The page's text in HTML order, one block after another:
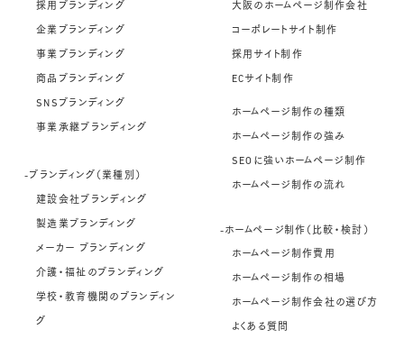
採用ブランディング
企業ブランディング
事業ブランディング
商品ブランディング
SNSブランディング
事業承継ブランディング
-ブランディング（業種別）
建設会社ブランディング
製造業ブランディング
メーカー ブランディング
介護・福祉のブランディング
学校・教育機関のブランディン
グ
大阪のホームページ制作会社
コーポレートサイト制作
採用サイト制作
ECサイト制作
ホームページ制作の種類
ホームページ制作の強み
SEOに強いホームページ制作
ホームページ制作の流れ
-ホームページ制作（比較・検討）
ホームページ制作費用
ホームページ制作の相場
ホームページ制作会社の選び方
よくある質問